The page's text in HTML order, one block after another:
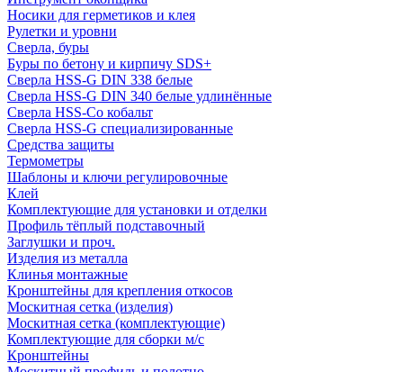
Носики для герметиков и клея
Рулетки и уровни
Сверла, буры
Буры по бетону и кирпичу SDS+
Сверла HSS-G DIN 338 белые
Сверла HSS-G DIN 340 белые удлинённые
Сверла HSS-Co кобальт
Сверла HSS-G специализированные
Средства защиты
Термометры
Шаблоны и ключи регулировочные
Клей
Комплектующие для установки и отделки
Профиль тёплый подставочный
Заглушки и проч.
Изделия из металла
Клинья монтажные
Кронштейны для крепления откосов
Москитная сетка (изделия)
Москитная сетка (комплектующие)
Комплектующие для сборки м/с
Кронштейны